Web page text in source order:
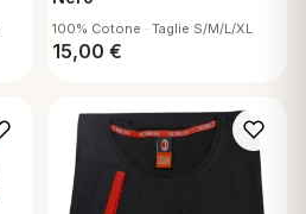
100% Cotone · Taglie S/M/L/XL
15,00 €